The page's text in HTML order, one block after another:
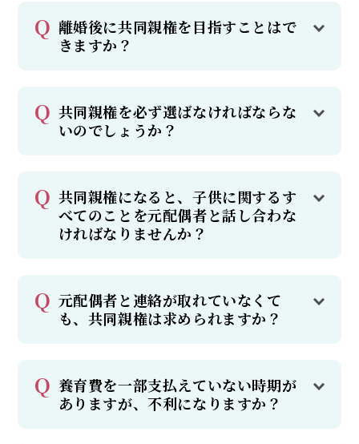
離婚後に共同親権を目指すことはで
きますか？
共同親権を必ず選ばなければならな
いのでしょうか？
共同親権になると、子供に関するす
べてのことを元配偶者と話し合わな
ければなりませんか？
元配偶者と連絡が取れていなくて
も、共同親権は求められますか？
養育費を一部支払えていない時期が
ありますが、不利になりますか？